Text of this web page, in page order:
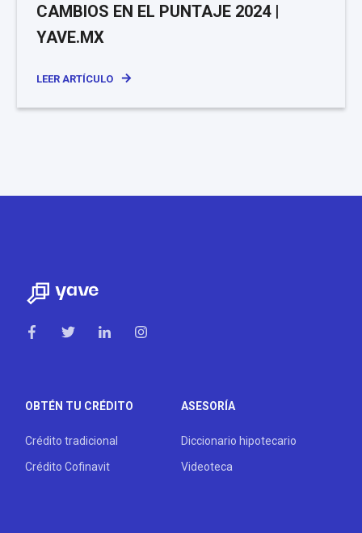
CAMBIOS EN EL PUNTAJE 2024 |
YAVE.MX
LEER ARTÍCULO
OBTÉN TU CRÉDITO
Crédito tradicional
Crédito Cofinavit
ASESORÍA
Diccionario hipotecario
Videoteca